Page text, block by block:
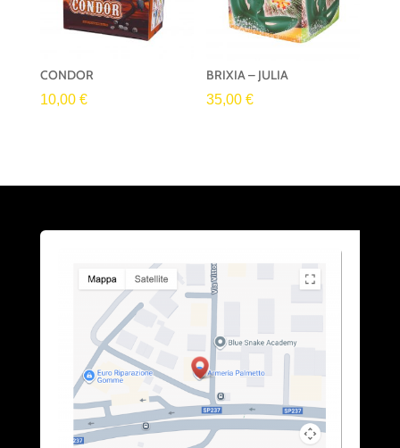
CONDOR
10,00 €
BRIXIA – JULIA
35,00€